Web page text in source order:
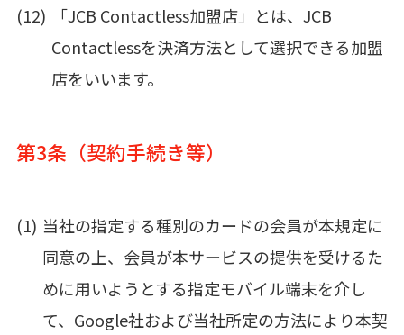
「JCB Contactless加盟店」とは、JCB
Contactlessを決済方法として選択できる加盟
店をいいます。
第3条（契約手続き等）
当社の指定する種別のカードの会員が本規定に
同意の上、会員が本サービスの提供を受けるた
めに用いようとする指定モバイル端末を介し
て、Google社および当社所定の方法により本契